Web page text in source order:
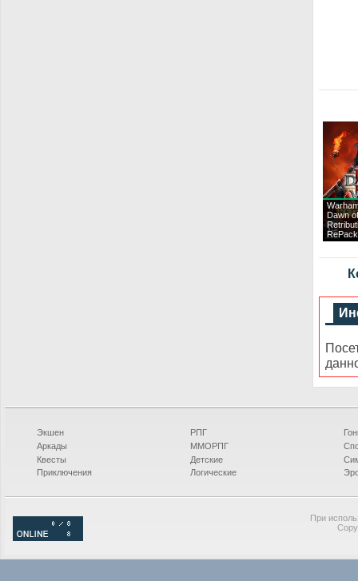
Dawn
RePack
Экшен
Аркады
Квесты
Приключения
РПГ
ММОРПГ
Детские
Логические
При